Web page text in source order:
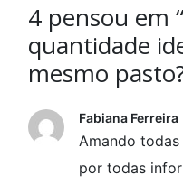
4 pensou em
quantidade
mesmo
Fabiana Ferreira
Amando
por todas